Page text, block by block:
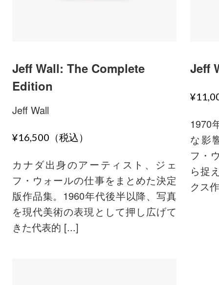
Jeff Wall: The Complete
Edition
Jeff Wall
¥16,500（税込）
カナダ出身のアーティスト、ジェ
フ・ウォールの仕事をまとめた決定
版作品集。1960年代後半以降、写真
を現代美術の表現として押し広げて
きた代表的 [...]
Jeff
1970
な影
フ・
ら捉
クス